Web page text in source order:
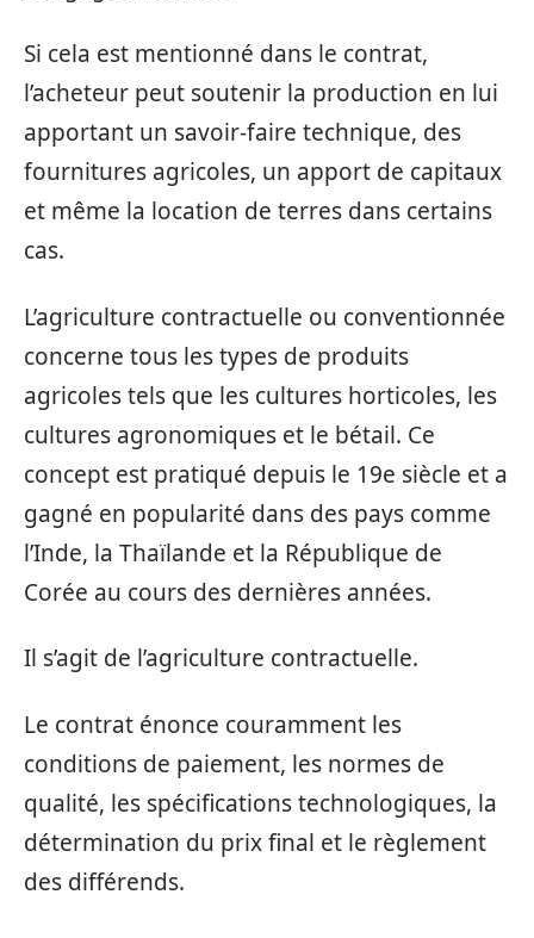
Si cela est mentionné dans le contrat,
l’acheteur peut soutenir la production en lui
apportant un savoir-faire technique, des
fournitures agricoles, un apport de capitaux
et même la location de terres dans certains
cas.
L’agriculture contractuelle ou conventionnée
concerne tous les types de produits
agricoles tels que les cultures horticoles, les
cultures agronomiques et le bétail. Ce
concept est pratiqué depuis le 19e siècle et a
gagné en popularité dans des pays comme
l’Inde, la Thaïlande et la République de
Corée au cours des dernières années.
Il s’agit de l’agriculture contractuelle.
Le contrat énonce couramment les
conditions de paiement, les normes de
qualité, les spécifications technologiques, la
détermination du prix final et le règlement
des différends.